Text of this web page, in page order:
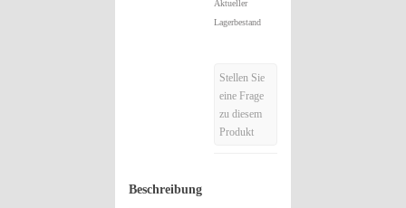
Aktueller
Lagerbestand
Stellen Sie
eine Frage
zu diesem
Produkt
Beschreibung